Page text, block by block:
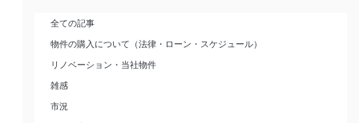
全ての記事
物件の購入について（法律・ローン・スケジュール）
リノベーション・当社物件
雑感
市況